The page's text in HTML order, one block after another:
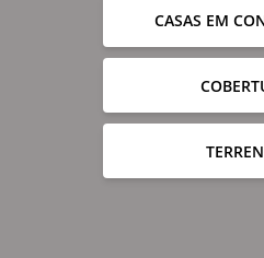
CASAS EM